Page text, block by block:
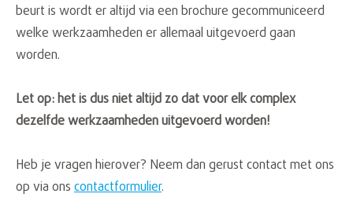
beurt is wordt er altijd via een brochure gecommuniceerd
welke werkzaamheden er allemaal uitgevoerd gaan
worden.
Let op: het is dus niet altijd zo dat voor elk complex
dezelfde werkzaamheden uitgevoerd worden!
Heb je vragen hierover? Neem dan gerust contact met ons
op via ons contactformulier.